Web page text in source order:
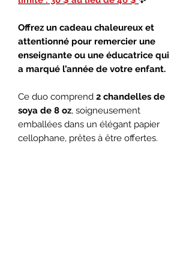
Offrez un cadeau chaleureux et
attentionné pour remercier une
enseignante ou une éducatrice qui
a marqué l’année de votre enfant.
Ce duo comprend 2 chandelles de
soya de 8 oz, soigneusement
emballées dans un élégant papier
cellophane, prêtes à être offertes.